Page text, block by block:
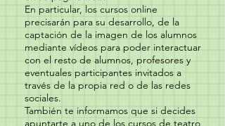
En particular, los cursos online
precisarán para su desarrollo, de la
captación de la imagen de los alumnos
mediante vídeos para poder interactuar
con el resto de alumnos, profesores y
eventuales participantes invitados a
través de la propia red o de las redes
sociales.
También te informamos que si decides
apuntarte a uno de los cursos de teatro